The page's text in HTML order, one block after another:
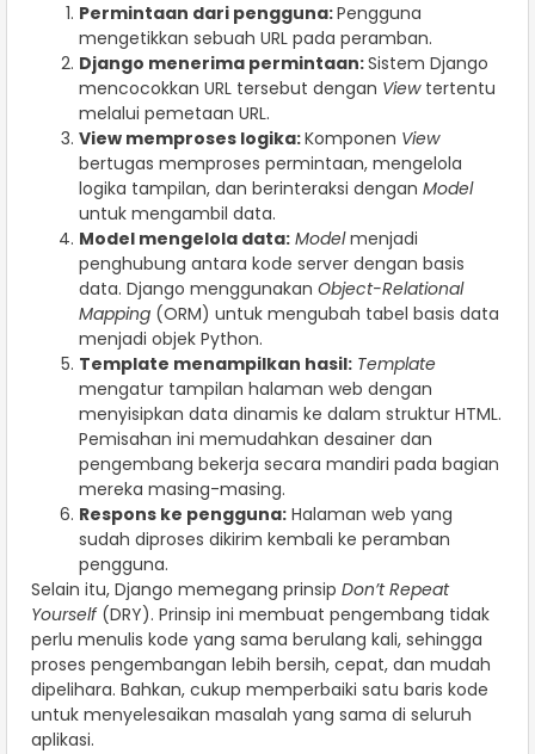
Permintaan dari pengguna:Pengguna
mengetikkan sebuah URL pada peramban.
Django menerima permintaan:Sistem Django
mencocokkan URL tersebut dengan Viewtertentu
melalui pemetaan URL.
View memproses logika:Komponen View
bertugas memproses permintaan, mengelola
logika tampilan, dan berinteraksi dengan Model
untuk mengambil data.
Model mengelola data: Modelmenjadi
penghubung antara kode server dengan basis
data. Django menggunakan Object-Relational
Mapping (ORM) untuk mengubah tabel basis data
menjadi objek Python.
Template menampilkan hasil: Template
mengatur tampilan halaman web dengan
menyisipkan data dinamis ke dalam struktur HTML.
Pemisahan ini memudahkan desainer dan
pengembang bekerja secara mandiri pada bagian
mereka masing-masing.
Respons ke pengguna: Halaman web yang
sudah diproses dikirim kembali ke peramban
pengguna.
Selain itu, Django memegang prinsip Don’t Repeat
Yourself(DRY). Prinsip ini membuat pengembang tidak
perlu menulis kode yang sama berulang kali, sehingga
proses pengembangan lebih bersih, cepat, dan mudah
dipelihara. Bahkan, cukup memperbaiki satu baris kode
untuk menyelesaikan masalah yang sama di seluruh
aplikasi.